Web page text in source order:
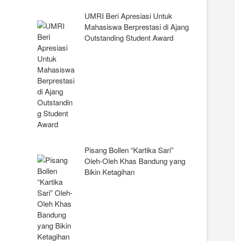
UMRI Beri Apresiasi Untuk
Mahasiswa Berprestasi di Ajang
Outstanding Student Award
Pisang Bollen “Kartika Sari”
Oleh-Oleh Khas Bandung yang
Bikin Ketagihan